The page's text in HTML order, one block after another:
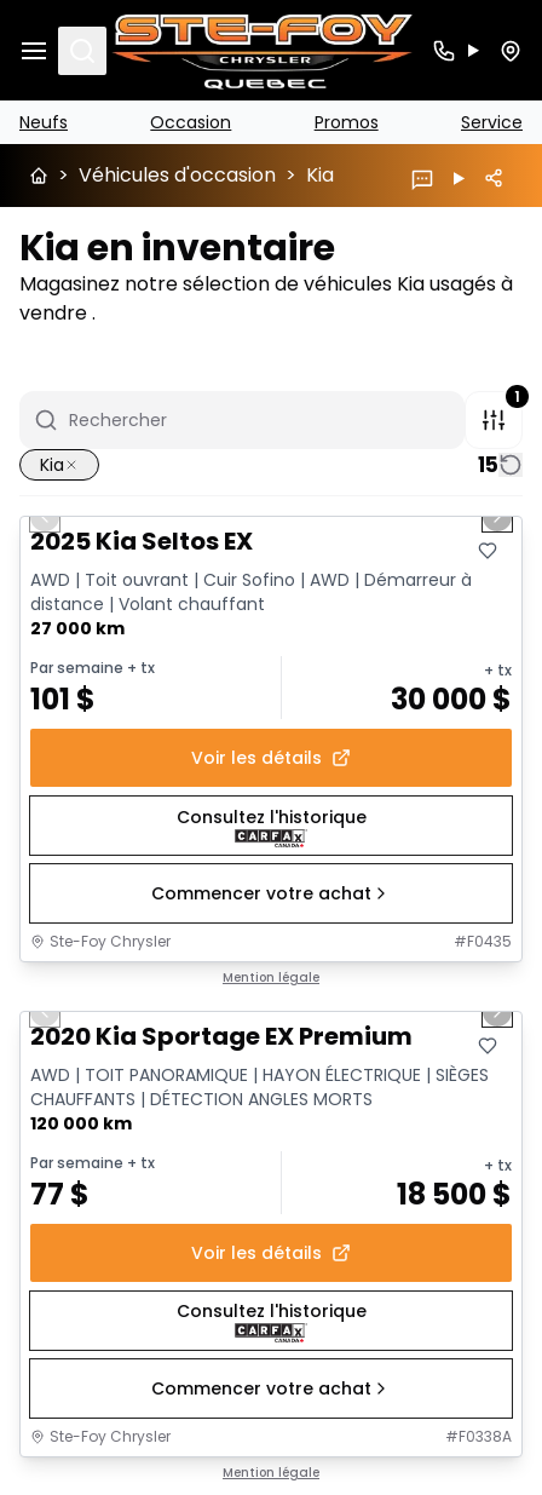
Search
Neufs Occasion Promos Service
> Véhicules d'occasion > Kia
Kia en inventaire
Magasinez notre sélection de véhicules Kia usagés à
vendre .
1
Kia 15
Très bonne offre
Previous slide Next
2025 Kia Seltos EX
AWD | Toit ouvrant | Cuir Sofino | AWD | Démarreur à
distance | Volant chauffant
27 000 km
Par semaine + tx
101 $
+ tx
30 000$
Voir les détails
Consultez l'historique
Commencer votre achat
Ste-Foy Chrysler #F0435
Mention légale
Previous slide Next
2020 Kia Sportage EX Premium
AWD | TOIT PANORAMIQUE | HAYON ÉLECTRIQUE | SIÈGES
CHAUFFANTS | DÉTECTION ANGLES MORTS
120 000 km
Par semaine + tx
77 $
+ tx
18 500$
Voir les détails
Consultez l'historique
Commencer votre achat
Ste-Foy Chrysler #F0338A
Mention légale